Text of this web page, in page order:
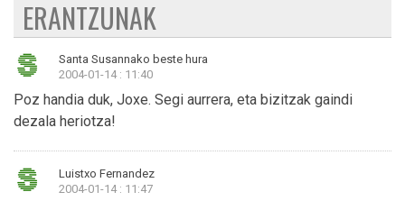
ERANTZUNAK
Santa Susannako beste hura
2004-01-14 : 11:40
Poz handia duk, Joxe. Segi aurrera, eta bizitzak gaindi
dezala heriotza!
Luistxo Fernandez
2004-01-14 : 11:47